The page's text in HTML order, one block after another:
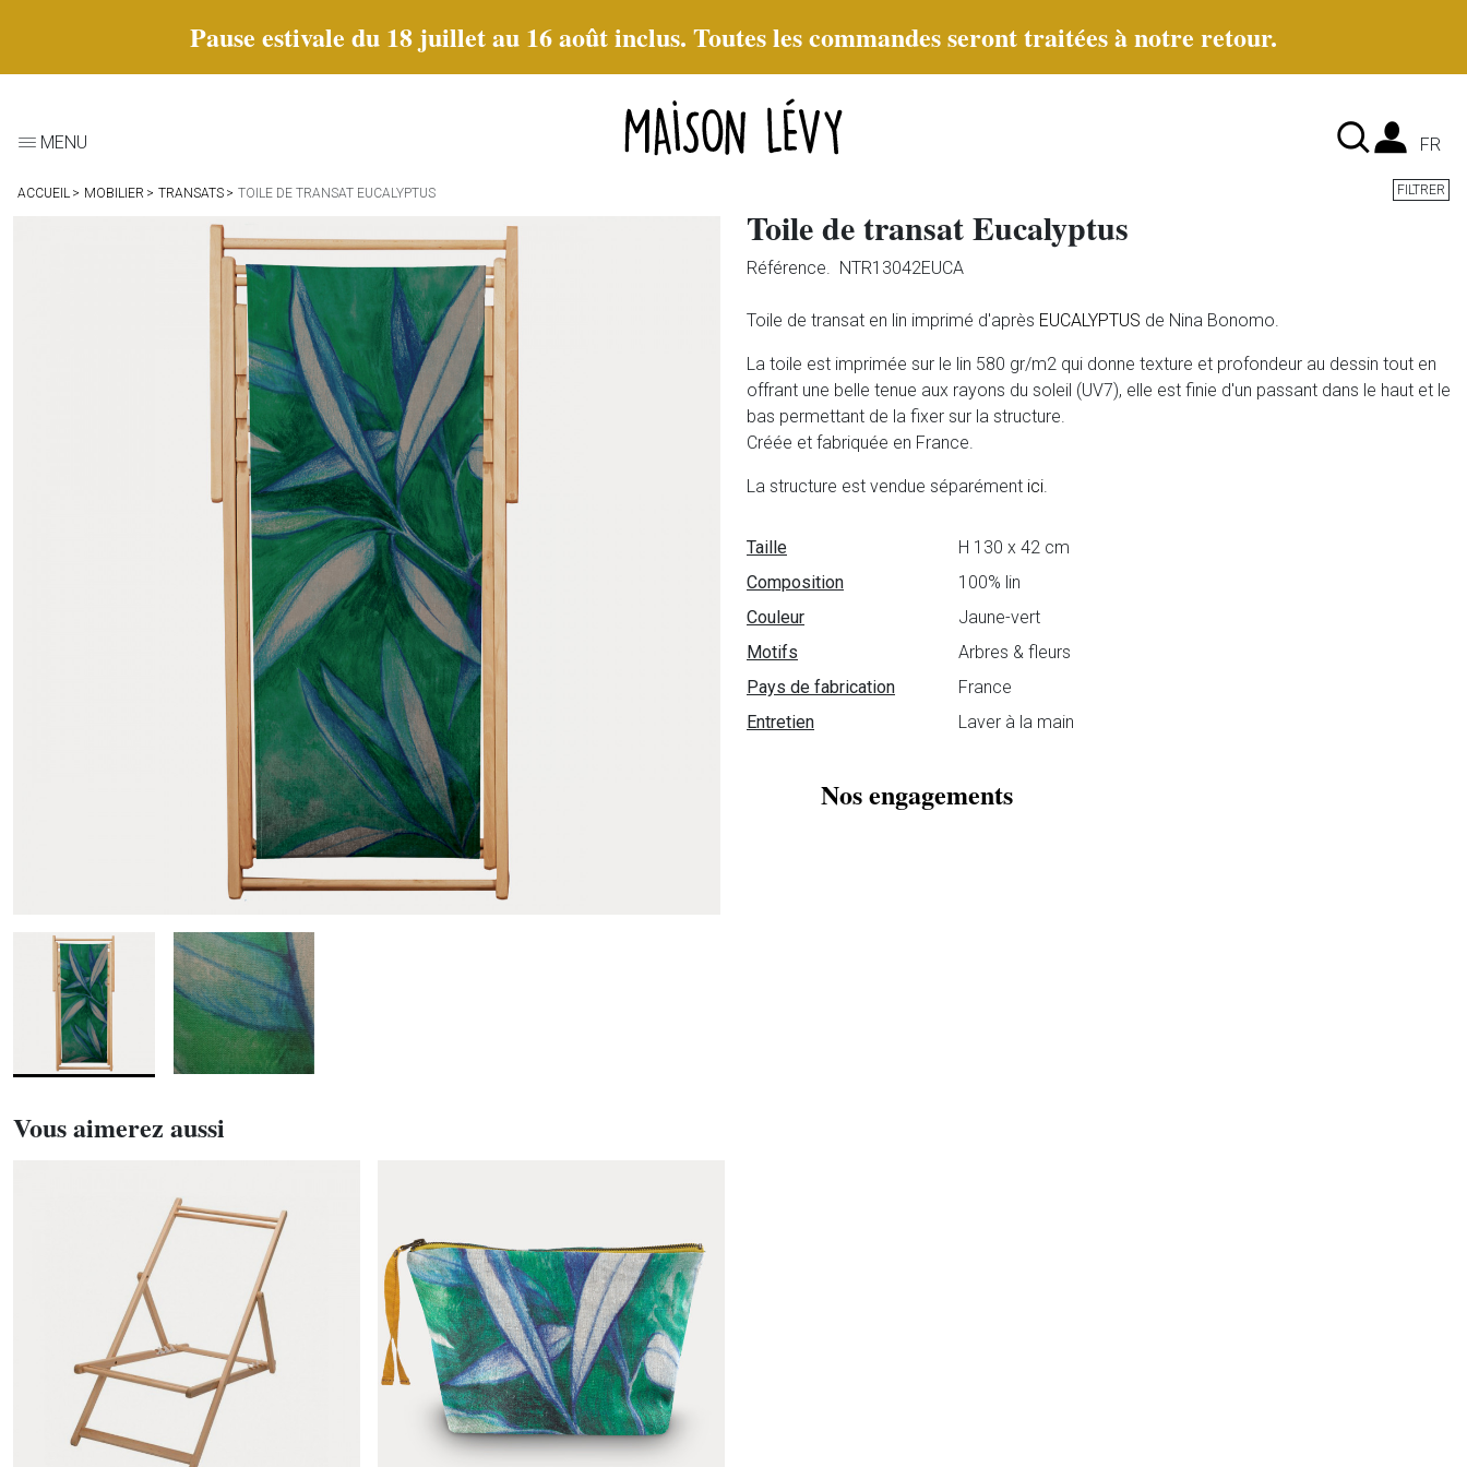
Pause estivale du 18 juillet au 16 août inclus. Toutes les commandes seront traitées à notre retour.
MENU FR
ACCUEIL MOBILIER TRANSATS TOILE DE TRANSAT EUCALYPTUS FILTRER
Toile de transat Eucalyptus
Référence. NTR13042EUCA
Toile de transat en lin imprimé d'après EUCALYPTUS de Nina Bonomo.
La toile est imprimée sur le lin 580 gr/m2 qui donne texture et profondeur au dessin tout en
offrant une belle tenue aux rayons du soleil (UV7), elle est finie d'un passant dans le haut et le
bas permettant de la fixer sur la structure.
Créée et fabriquée en France.
La structure est vendue séparément ici.
Fiche technique
Taille
H 130 x 42 cm
Composition
100% lin
Couleur
Jaune-vert
Motifs
Arbres & fleurs
Pays de fabrication
France
Entretien
Laver à la main
Nos engagements
Vous aimerez aussi